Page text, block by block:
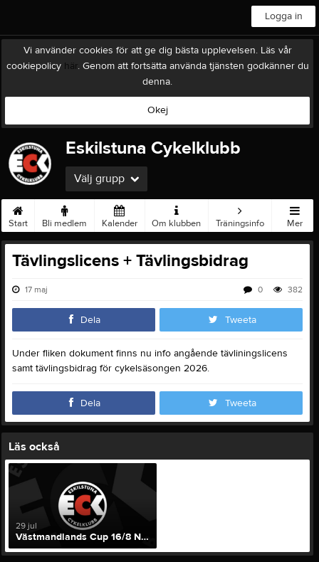
Logga in
Vi använder cookies för att ge dig bästa upplevelsen. Läs vår
cookiepolicy här. Genom att fortsätta använda tjänsten godkänner du
denna.
Okej
Eskilstuna Cykelklubb
Välj grupp
Start Bli medlem Kalender Om klubben Träningsinfo Mer
Tävlingslicens + Tävlingsbidrag
17 maj 382
0
Dela Tweeta
Under fliken dokument finns nu info angående tävliningslicens
samt tävlingsbidrag för cykelsäsongen 2026.
Dela Tweeta
Läs också
29 jul
Västmandlands Cup 16/8 Norberg